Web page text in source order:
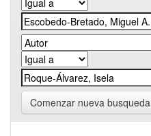
Comenzar nueva busqueda